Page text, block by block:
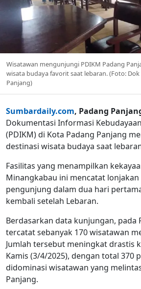
Wisatawan mengunjungi PDIKM Padang
wisata budaya favorit saat lebaran. (Foto:
Panjang)
Sumbardaily.com, Padang
Dokumentasi Informasi
(PDIKM) di Kota Padang Panjang
destinasi wisata budaya saat
Fasilitas yang menampilkan
Minangkabau ini mencatat
pengunjung dalam dua hari
kembali setelah Lebaran.
Berdasarkan data kunjungan, pada
tercatat sebanyak 170 wisatawan
Jumlah tersebut meningkat drastis
Kamis (3/4/2025), dengan total 370
didominasi wisatawan yang
Panjang.